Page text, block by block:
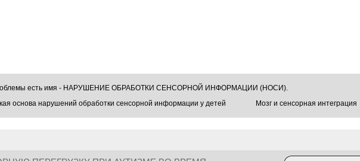
есть имя - НАРУШЕНИЕ ОБРАБОТКИ СЕНСОРНОЙ ИНФОРМАЦИИ (НОСИ).
основа нарушений обработки сенсорной информации у детей
Мозг и сенсорная интеграция
Найти